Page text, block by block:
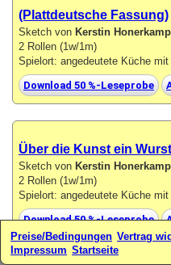
(Plattdeutsche Fassung)
Sketch von Kerstin Honerkamp
2 Rollen (1w/1m)
Spielort: angedeutete Küche
Download 50 %-Leseprobe
Über die Kunst ein
Sketch von Kerstin Honerkamp
2 Rollen (1w/1m)
Spielort: angedeutete Küche
Download 50 %-Leseprobe
Preise/Bedingungen Vertrag
Impressum Startseite